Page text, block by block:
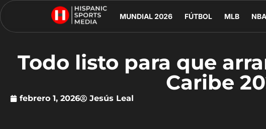
MUNDIAL 2026 FÚTBOL MLB NBA
Todo listo para que
Caribe
febrero 1, 2026 Jesús Leal